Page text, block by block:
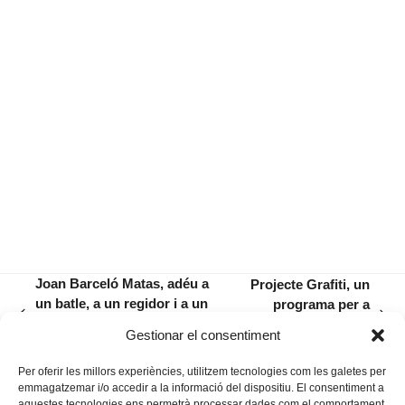
Gestionar el consentiment
Per oferir les millors experiències, utilitzem tecnologies com les galetes per
emmagatzemar i/o accedir a la informació del dispositiu. El consentiment a
Joan Barceló Matas, adéu a
un batle, a un regidor i a un
post:
Projecte Grafiti, un
programa per a
patrimoni ferroviari